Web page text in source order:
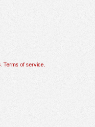
Terms of service.